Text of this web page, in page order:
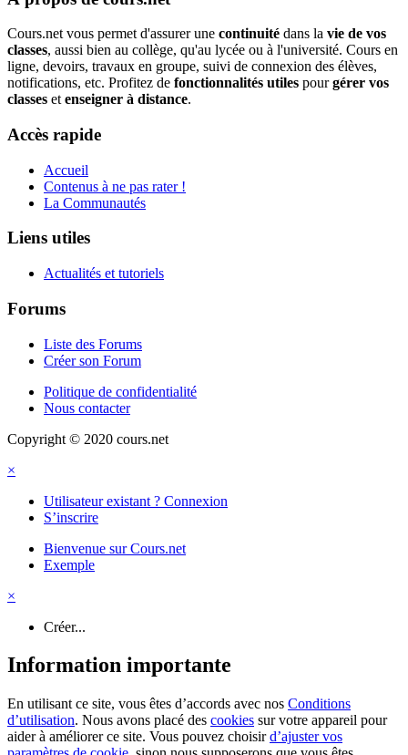
Cours.net vous permet d'assurer une continuité dans la vie de vos
classes, aussi bien au collège, qu'au lycée ou à l'université. Cours en
ligne, devoirs, travaux en groupe, suivi de connexion des élèves,
notifications, etc. Profitez de fonctionnalités utiles pourgérer vos
classes et enseigner à distance.
Accès rapide
Accueil
Contenus à ne pas rater !
La Communautés
Liens utiles
Actualités et tutoriels
Forums
Liste des Forums
Créer son Forum
Politique de confidentialité
Nous contacter
Copyright © 2020 cours.net
×
Utilisateur existant ? Connexion
S’inscrire
Bienvenue sur Cours.net
Exemple
×
Créer...
Information importante
En utilisant ce site, vous êtes d’accords avec nos Conditions
d’utilisation. Nous avons placé des cookies sur votre appareil pour
aider à améliorer ce site. Vous pouvez choisird’ajuster vos